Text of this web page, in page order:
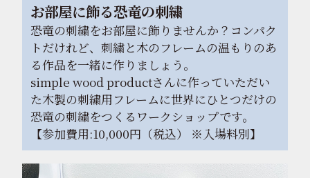
お部屋に飾る恐竜の刺繍
恐竜の刺繍をお部屋に飾りませんか？コンパク
トだけれど、刺繍と木のフレームの温もりのあ
る作品を一緒に作りましょう。
simple wood productさんに作っていただい
た木製の刺繍用フレームに世界にひとつだけの
恐竜の刺繍をつくるワークショップです。
【参加費用:10,000円（税込） ※入場料別】